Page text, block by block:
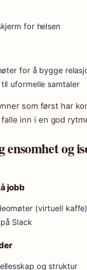
for helsen
for å bygge
uformelle samtaler
som først har
inn i en god
og
jobb
(virtuell
Slack
og struktur